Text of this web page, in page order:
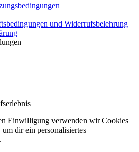
und Widerrufsbelehrung
Einwilligung verwenden wir Cookies
dir ein personalisiertes